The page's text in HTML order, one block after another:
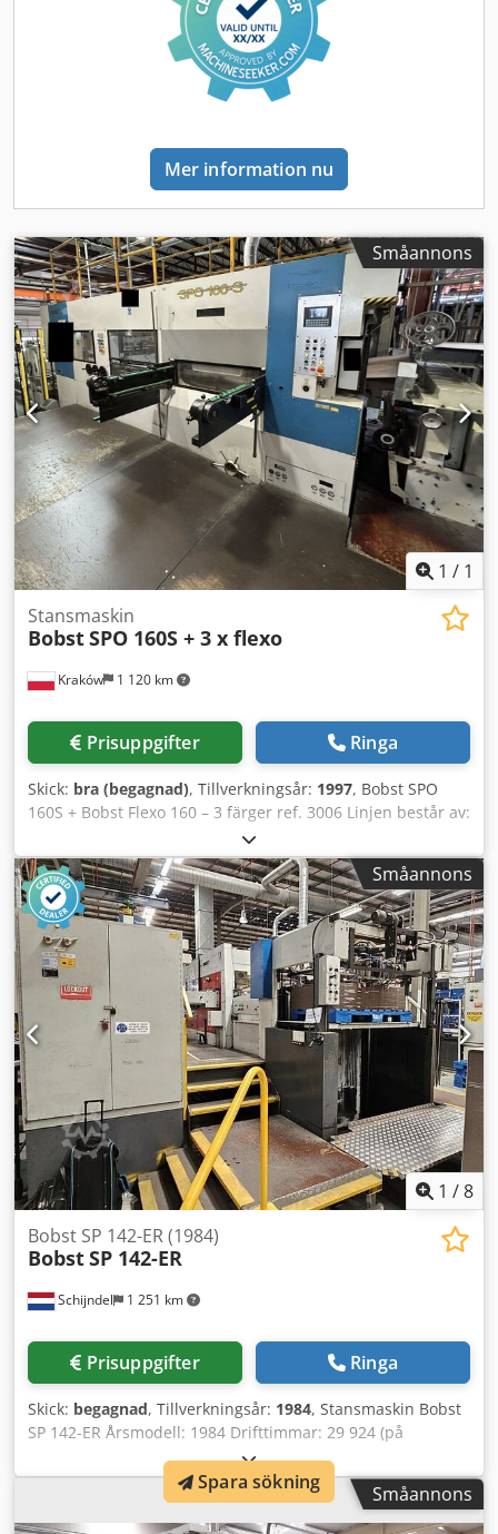
Mer information nu
Småannons
1 / 1
Kraków 1 120 km
Stansmaskin
BobstSPO 160S + 3 x flexo
Prisuppgifter Ringa
Skick: bra (begagnad), Tillverkningsår: 1997, Bobst SPO
160S + Bobst Flexo 160 – 3 färger ref. 3006 Linjen består av:
– Bobst Easyloader – 3 x Bobst 160 flexoenheter med
vakuumöverföring – arköverföring – Bobst SPO 160S –
brytare Dsdpsy U D Nxofx Aatjck Maximal arkstorlek –
1600x1100 mm Maximal produktion – 5500 ark/timme
Småannons
1 /8
Schijndel 1 251 km
Bobst SP 142-ER (1984)
BobstSP 142-ER
Prisuppgifter Ringa
Skick: begagnad, Tillverkningsår: 1984, Stansmaskin Bobst
SP 142-ER Årsmodell: 1984 Drifttimmar: 29 924 (på
räknaren; verklig förväntad produktionstid ca 60 000/70
000 timmar) Utrustad med: - Avsats- och
blankningsstationer - Push Lay-system - Non-stop matare
med manuell bygelväxling - Non-stop leverans -
Småannons
Spara sökning